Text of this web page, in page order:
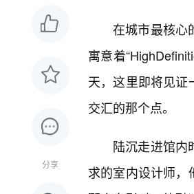
分享
在城市最核心
寓意着
天，这里即将见
交汇的那个点。
陆沉走进馆内
求的室内设计师